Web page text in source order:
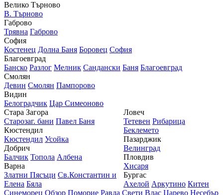
Велико Търново
В. Търново
Габрово
Трявна Габрово
София
Костенец Долна Баня Боровец София
Благоевград
Банско Разлог Мелник Сандански Баня Благоевград
Смолян
Девин Смолян Пампорово
Видин
Белоградчик Цар Симеоново
Стара Загора
Старозаг. бани Павел Баня
Кюстендил
Кюстендил Усойка
Добрич
Балчик Топола Албена
Варна
Златни Пясъци Св.Константин и
Елена Бяла
Ловеч
Тетевен Рибарица
Беклемето
Пазарджик
Велинград
Пловдив
Хисаря
Бургас
Ахелой Аркутино Китен
Синеморец Обзор Поморие Равда Свети Влас Царево Несебър